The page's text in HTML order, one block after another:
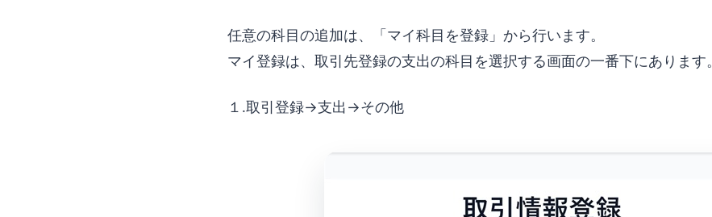
任意の科目の追加は、「マイ科目を登録」から行います。
マイ登録は、取引先登録の支出の科目を選択する画面の一番下にあります。
１.取引登録→支出→その他